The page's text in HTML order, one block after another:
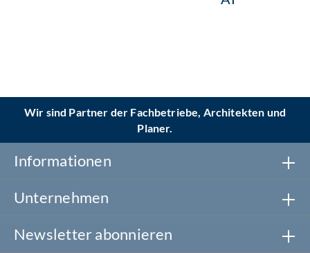
Wir sind Partner der Fachbetriebe, Architekten und
Planer.
Informationen
Unternehmen
Newsletter abonnieren